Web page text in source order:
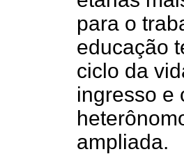
para o
educação
ciclo da
ingresso e
ampliada.